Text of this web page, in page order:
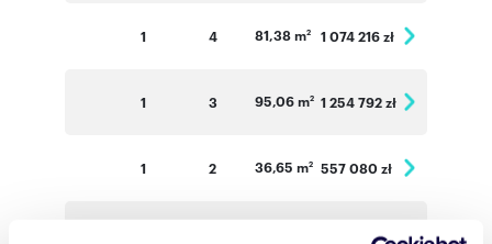
1 4 81,38 m2 1 074 216 zł
1 3 95,06 m2 1 254 792 zł
1 2 36,65 m2 557 080 zł
643 065 zł